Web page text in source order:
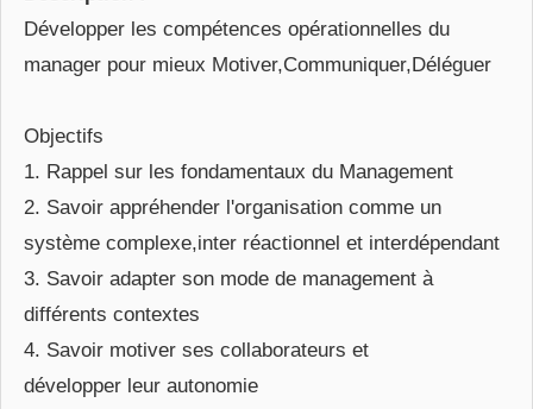
Développer les compétences opérationnelles du
manager pour mieux Motiver,Communiquer,Déléguer
Objectifs
1. Rappel sur les fondamentaux du Management
2. Savoir appréhender l'organisation comme un
système complexe,inter réactionnel et interdépendant
3. Savoir adapter son mode de management à
différents contextes
4. Savoir motiver ses collaborateurs et
développer leur autonomie